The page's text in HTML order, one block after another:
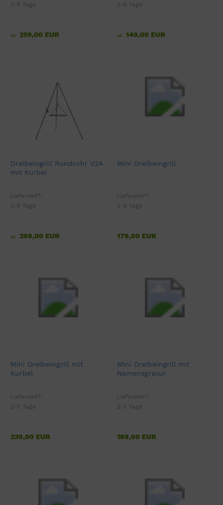
2-5 Tage
ab 259,00 EUR
2-5 Tage
ab 149,00 EUR
Dreibeingrill Rundrohr V2A
mit Kurbel
Lieferzeit*:
2-5 Tage
ab 299,00 EUR
Mini Dreibeingrill
Lieferzeit*:
2-5 Tage
179,00 EUR
Mini Dreibeingrill mit
Kurbel
Lieferzeit*:
2-5 Tage
239,00 EUR
Mini Dreibeingrill mit
Namensgravur
Lieferzeit*:
2-5 Tage
189,00 EUR